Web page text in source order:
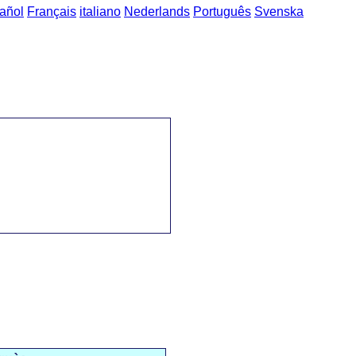
Français italiano Nederlands Português Svenska